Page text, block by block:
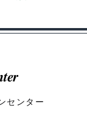
センター